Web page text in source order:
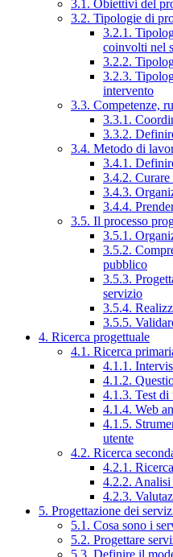
3.1. Obiettivi del
3.2. Tipologie di
3.2.1.
coinvolti nel
3.2.2.
3.2.3.
intervento
3.3. Competenze,
3.3.1.
3.3.2.
3.4. Metodo di
3.4.1.
3.4.2.
3.4.3.
3.4.4.
3.5. Il processo
3.5.1.
3.5.2.
pubblico
3.5.3.
servizio
3.5.4.
3.5.5.
4. Ricerca progettuale
4.1. Ricerca
4.1.1.
4.1.2.
4.1.3. Test di
4.1.4. Web
4.1.5.
utente
4.2. Ricerca
4.2.1.
4.2.2. Analisi
4.2.3.
5. Progettazione dei
5.1. Cosa sono i
5.2. Progettare
5.3. Definire il